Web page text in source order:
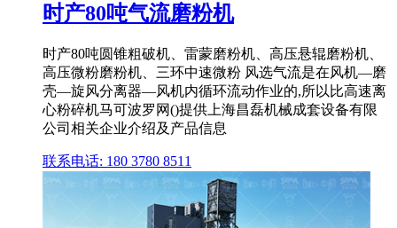
时产80吨气流磨粉机
时产80吨圆锥粗破机、雷蒙磨粉机、高压悬辊磨粉机、
高压微粉磨粉机、三环中速微粉 风选气流是在风机—磨
壳—旋风分离器—风机内循环流动作业的,所以比高速离
心粉碎机马可波罗网()提供上海昌磊机械成套设备有限
公司相关企业介绍及产品信息
联系电话: 180 3780 8511